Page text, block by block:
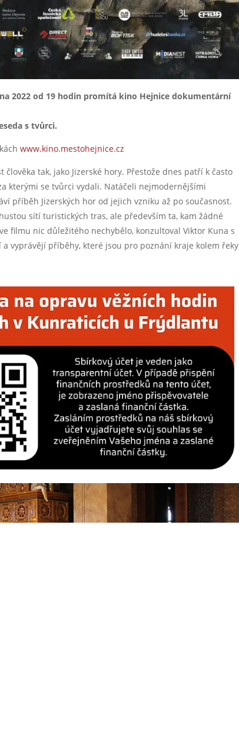
2022 od 19 hodin promítá kino Hejnice dokumentární
s tvůrci.
www.kino.mestohejnice.cz
tak, jako Jizerské hory. Přestože dnes patří k často
kterými se tvůrci vydali. Natáčeli nejmodernějšími
příběh Jizerských hor od jejich vzniku až po současnost.
sítí turistických tras, ale především ta, kam žádné
filmu nic důležitého nechybělo, konzultoval Viktor Kuna s
vyprávějí příběhy, které jsou pro poznání kraje kolem řeky